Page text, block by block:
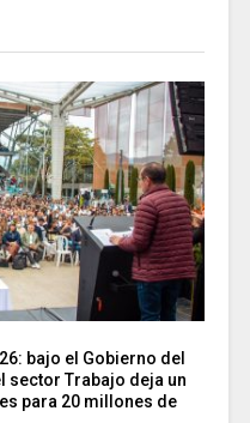
bajo el Gobierno del
sector Trabajo deja un
para 20 millones de